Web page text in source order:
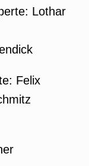
Lothar
Felix